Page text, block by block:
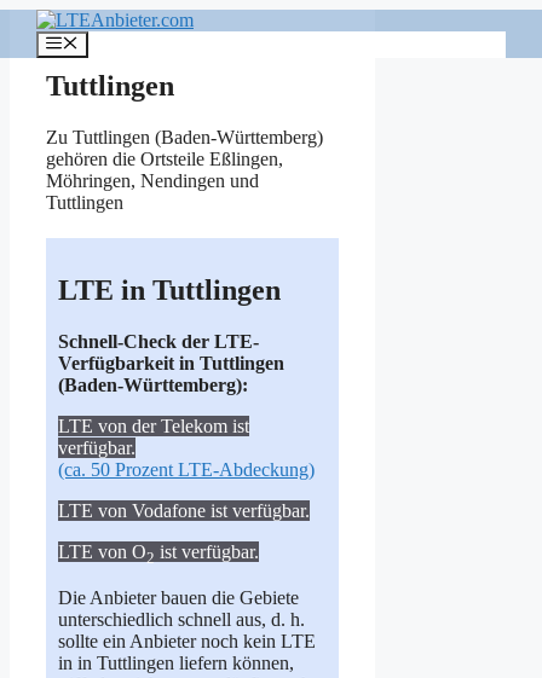
Inhalt
springen
Menü
Tuttlingen
Zu Tuttlingen (Baden-Württemberg)
gehören die Ortsteile Eßlingen,
Möhringen, Nendingen und
Tuttlingen
LTE in Tuttlingen
Schnell-Check der LTE-
Verfügbarkeit in Tuttlingen
(Baden-Württemberg):
LTE von der Telekom ist
verfügbar.
(ca. 50 Prozent LTE-Abdeckung)
LTE von Vodafone ist verfügbar.
LTE von O2 ist verfügbar.
Die Anbieter bauen die Gebiete
unterschiedlich schnell aus, d. h.
sollte ein Anbieter noch kein LTE
in in Tuttlingen liefern können,